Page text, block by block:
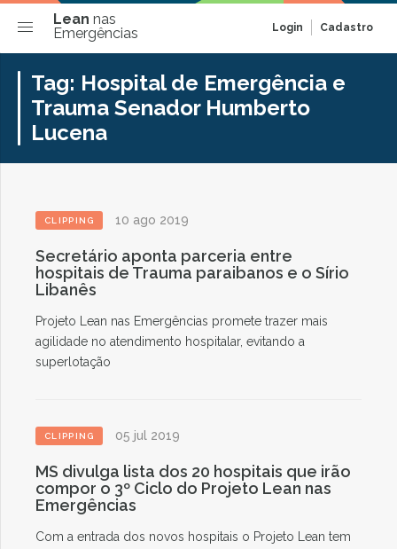
Lean nas
Emergências
Login Cadastro
Tag: Hospital de Emergência e
Trauma Senador Humberto
Lucena
CLIPPING 10 ago 2019
Secretário aponta parceria entre
hospitais de Trauma paraibanos e o Sírio
Libanês
Projeto Lean nas Emergências promete trazer mais
agilidade no atendimento hospitalar, evitando a
superlotação
CLIPPING 05 jul 2019
MS divulga lista dos 20 hospitais que irão
compor o 3º Ciclo do Projeto Lean nas
Emergências
Com a entrada dos novos hospitais o Projeto Lean tem